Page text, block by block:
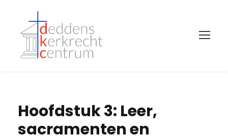
Hoofdstuk 3: Leer,
sacramenten en